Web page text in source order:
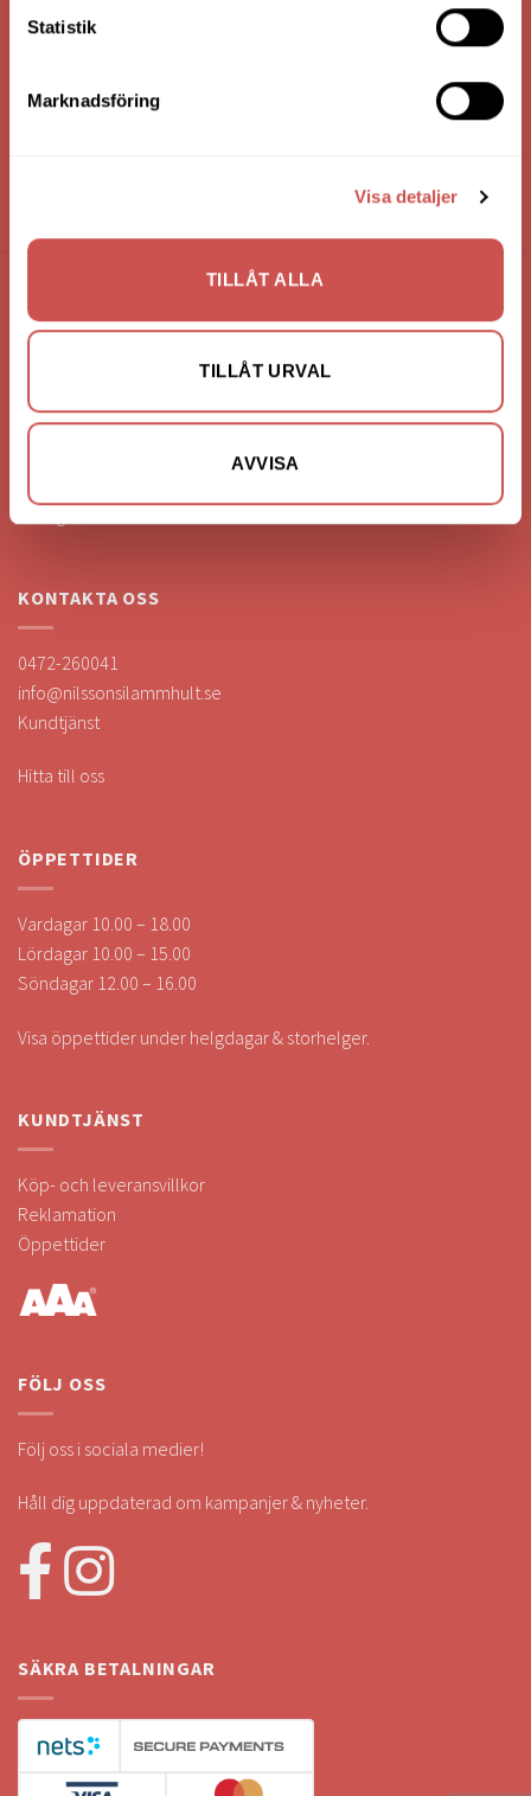
Statistik
Marknadsföring
Visa detaljer
TILLÅT ALLA
TILLÅT URVAL
AVVISA
Nilssons Möbler i Lammhult
N. Fabriksgatan 2
363 44 Lammhult
KONTAKTA OSS
0472-260041
info@nilssonsilammhult.se
Kundtjänst
Hitta till oss
ÖPPETTIDER
Vardagar 10.00 – 18.00
Lördagar 10.00 – 15.00
Söndagar 12.00 – 16.00
Visa öppettider under helgdagar & storhelger.
KUNDTJÄNST
Köp- och leveransvillkor
Reklamation
Öppettider
FÖLJ OSS
Följ oss i sociala medier!
Håll dig uppdaterad om kampanjer & nyheter.
SÄKRA BETALNINGAR